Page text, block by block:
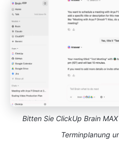
Bitten Sie ClickUp Brain
Terminplanung